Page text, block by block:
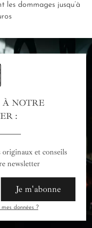
les dommages jusqu’à
À NOTRE
:
originaux et conseils
newsletter
Je m'abonne
données ?